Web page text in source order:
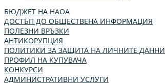
БЮДЖЕТ НА НАОА
ДОСТЪП ДО ОБЩЕСТВЕНА ИНФОРМАЦИЯ
ПОЛЕЗНИ ВРЪЗКИ
АНТИКОРУПЦИЯ
ПОЛИТИКИ ЗА ЗАЩИТА НА ЛИЧНИТЕ ДАННИ
ПРОФИЛ НА КУПУВАЧА
КОНКУРСИ
АДМИНИСТРАТИВНИ УСЛУГИ